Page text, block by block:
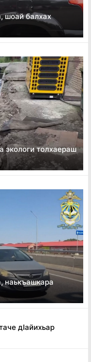
шоай балхах
экологи толхаераш
наькъашкара
дӏайихьар